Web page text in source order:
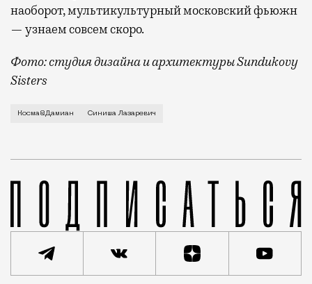
наоборот, мультикультурный московский фьюжн
— узнаем совсем скоро.
Фото: студия дизайна и архитектуры Sundukovy
Sisters
Ресторатор и музыкальный промоутер Синиша
Косма&Дамиан Синиша Лазаревич